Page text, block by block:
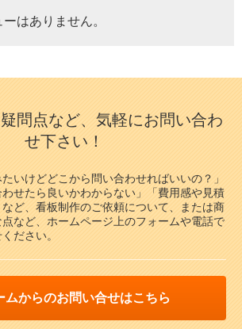
はありません。
問点など、気軽にお問い合わ
せ下さい！
たいけどどこから問い合わせればいいの？」
わせたら良いかわからない」「費用感や見積
ど、看板制作のご依頼について、または商
など、ホームページ上のフォームや電話で
ださい。
ムからのお問い合せはこちら